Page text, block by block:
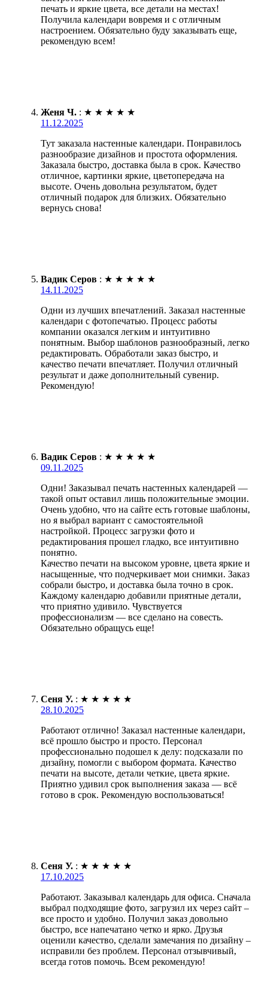
печать и яркие цвета, все детали на местах!
Получила календари вовремя и с отличным
настроением. Обязательно буду заказывать еще,
рекомендую всем!
Женя Ч. : ★ ★ ★ ★ ★
11.12.2025
Тут заказала настенные календари. Понравилось
разнообразие дизайнов и простота оформления.
Заказала быстро, доставка была в срок. Качество
отличное, картинки яркие, цветопередача на
высоте. Очень довольна результатом, будет
отличный подарок для близких. Обязательно
вернусь снова!
Вадик Серов : ★ ★ ★ ★ ★
14.11.2025
Одни из лучших впечатлений. Заказал настенные
календари с фотопечатью. Процесс работы
компании оказался легким и интуитивно
понятным. Выбор шаблонов разнообразный, легко
редактировать. Обработали заказ быстро, и
качество печати впечатляет. Получил отличный
результат и даже дополнительный сувенир.
Рекомендую!
Вадик Серов : ★ ★ ★ ★ ★
09.11.2025
Одни! Заказывал печать настенных календарей —
такой опыт оставил лишь положительные эмоции.
Очень удобно, что на сайте есть готовые шаблоны,
но я выбрал вариант с самостоятельной
настройкой. Процесс загрузки фото и
редактирования прошел гладко, все интуитивно
понятно.
Качество печати на высоком уровне, цвета яркие и
насыщенные, что подчеркивает мои снимки. Заказ
собрали быстро, и доставка была точно в срок.
Каждому календарю добавили приятные детали,
что приятно удивило. Чувствуется
профессионализм — все сделано на совесть.
Обязательно обращусь еще!
Сеня У. : ★ ★ ★ ★ ★
28.10.2025
Работают отлично! Заказал настенные календари,
всё прошло быстро и просто. Персонал
профессионально подошел к делу: подсказали по
дизайну, помогли с выбором формата. Качество
печати на высоте, детали четкие, цвета яркие.
Приятно удивил срок выполнения заказа — всё
готово в срок. Рекомендую воспользоваться!
Сеня У. : ★ ★ ★ ★ ★
17.10.2025
Работают. Заказывал календарь для офиса. Сначала
выбрал подходящие фото, загрузил их через сайт –
все просто и удобно. Получил заказ довольно
быстро, все напечатано четко и ярко. Друзья
оценили качество, сделали замечания по дизайну –
исправили без проблем. Персонал отзывчивый,
всегда готов помочь. Всем рекомендую!